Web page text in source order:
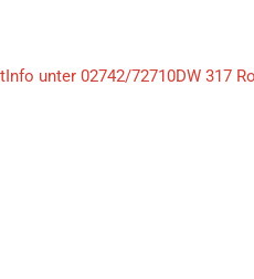
unter 02742/72710DW 317